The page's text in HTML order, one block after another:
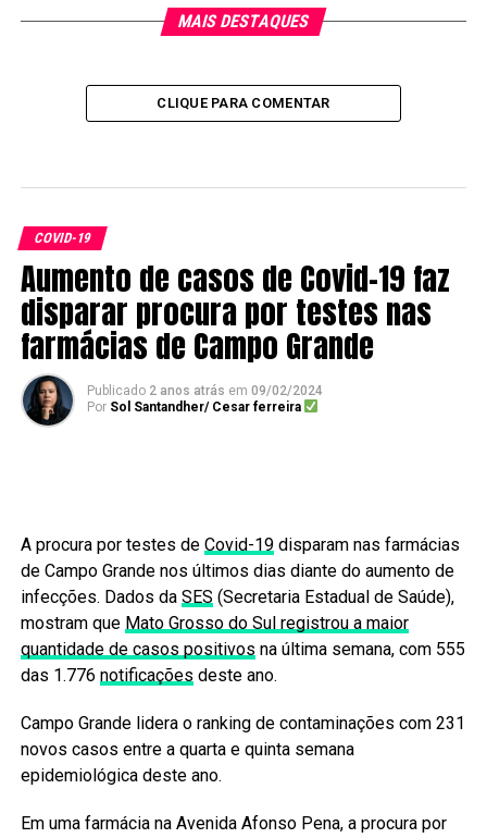
MAIS DESTAQUES
CLIQUE PARA COMENTAR
COVID-19
Aumento de casos de Covid-19 faz
disparar procura por testes nas
farmácias de Campo Grande
Publicado 2 anos atrás em 09/02/2024
Por Sol Santandher/ Cesar ferreira
A procura por testes de Covid-19disparam nas farmácias
de Campo Grande nos últimos dias diante do aumento de
infecções. Dados da SES (Secretaria Estadual de Saúde),
mostram que Mato Grosso do Sul registrou a maior
quantidade de casos positivos na última semana, com 555
das 1.776 notificações deste ano.
Campo Grande lidera o ranking de contaminações com 231
novos casos entre a quarta e quinta semana
epidemiológica deste ano.
Em uma farmácia na Avenida Afonso Pena, a procura por